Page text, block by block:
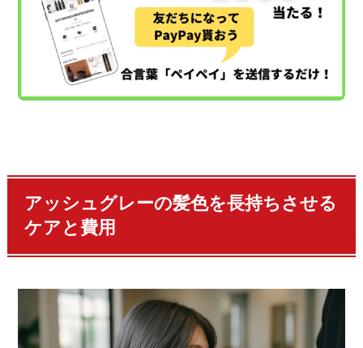
アッシュグレーの髪色を長持ちさせる
ケアと費用